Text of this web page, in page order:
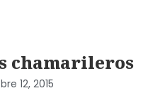
chamarileros
12, 2015